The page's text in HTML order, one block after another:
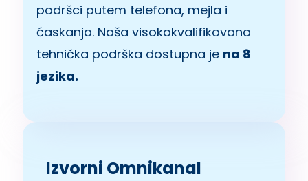
podršci putem telefona, mejla i
ćaskanja. Naša visokokvalifikovana
tehnička podrška dostupna je na 8
jezika.
Izvorni Omnikanal